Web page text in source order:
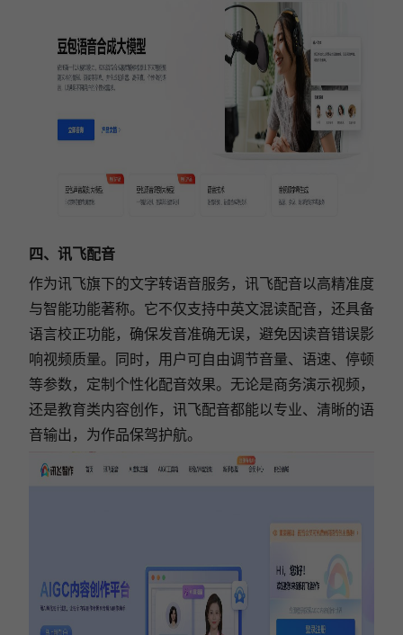
四、讯飞配音
作为讯飞旗下的文字转语音服务，讯飞配音以高精准度
与智能功能著称。它不仅支持中英文混读配音，还具备
语言校正功能，确保发音准确无误，避免因读音错误影
响视频质量。同时，用户可自由调节音量、语速、停顿
等参数，定制个性化配音效果。无论是商务演示视频，
还是教育类内容创作，讯飞配音都能以专业、清晰的语
音输出，为作品保驾护航。